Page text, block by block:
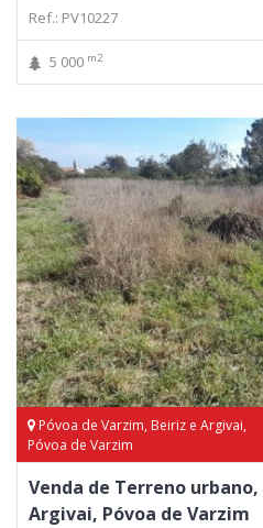
Ref.: PV10227
5 000 m2
Póvoa de Varzim, Beiriz e Argivai,
Póvoa de Varzim
Venda de Terreno urbano,
Argivai, Póvoa de Varzim